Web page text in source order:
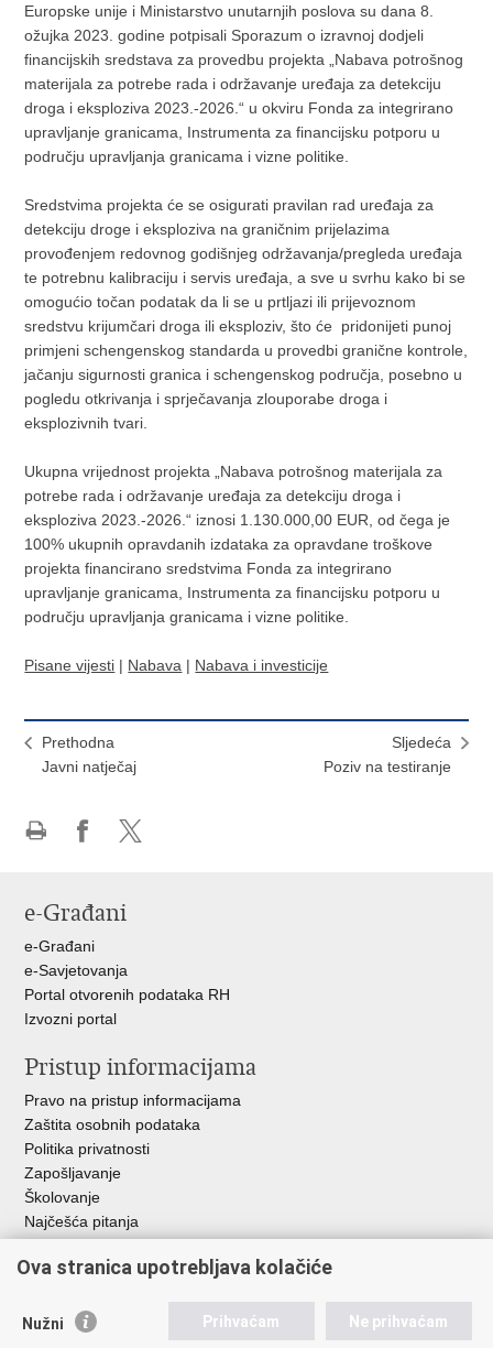
Europske unije i Ministarstvo unutarnjih poslova su dana 8.
ožujka 2023. godine potpisali Sporazum o izravnoj dodjeli
financijskih sredstava za provedbu projekta „Nabava potrošnog
materijala za potrebe rada i održavanje uređaja za detekciju
droga i eksploziva 2023.-2026.“ u okviru Fonda za integrirano
upravljanje granicama, Instrumenta za financijsku potporu u
području upravljanja granicama i vizne politike.
Sredstvima projekta će se osigurati pravilan rad uređaja za
detekciju droge i eksploziva na graničnim prijelazima
provođenjem redovnog godišnjeg održavanja/pregleda uređaja
te potrebnu kalibraciju i servis uređaja, a sve u svrhu kako bi se
omogućio točan podatak da li se u prtljazi ili prijevoznom
sredstvu krijumčari droga ili eksploziv, što će pridonijeti punoj
primjeni schengenskog standarda u provedbi granične kontrole,
jačanju sigurnosti granica i schengenskog područja, posebno u
pogledu otkrivanja i sprječavanja zlouporabe droga i
eksplozivnih tvari.
Ukupna vrijednost projekta „Nabava potrošnog materijala za
potrebe rada i održavanje uređaja za detekciju droga i
eksploziva 2023.-2026.“ iznosi 1.130.000,00 EUR, od čega je
100% ukupnih opravdanih izdataka za opravdane troškove
projekta financirano sredstvima Fonda za integrirano
upravljanje granicama, Instrumenta za financijsku potporu u
području upravljanja granicama i vizne politike.
Pisane vijesti | Nabava | Nabava i investicije
Prethodna
Javni natječaj
Sljedeća
Poziv na testiranje
Facebooku
X-
e-Građani
e-Građani
e-Savjetovanja
Portal otvorenih podataka RH
Izvozni portal
Pristup informacijama
Pravo na pristup informacijama
Zaštita osobnih podataka
Politika privatnosti
Zapošljavanje
Školovanje
Najčešća pitanja
Važne poveznice
EMN Nacionalna kontaktna točka za Republiku Hrvatsku
Ova stranica upotrebljava kolačiće
Nužni Prihvaćam Ne prihvaćam